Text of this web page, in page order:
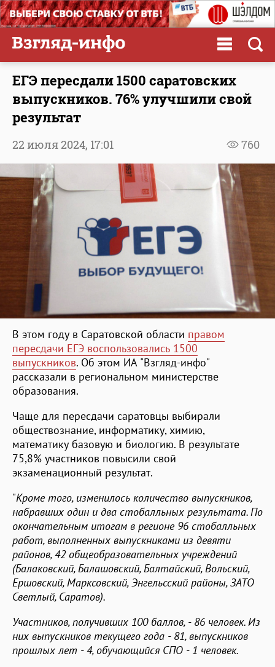
ЕГЭ пересдали 1500 саратовских
выпускников. 76% улучшили свой
результат
760
22 июля 2024, 17:01
В этом году в Саратовской области правом
пересдачи ЕГЭ воспользовались 1500
выпускников. Об этом ИА "Взгляд-инфо"
рассказали в региональном министерстве
образования.
Чаще для пересдачи саратовцы выбирали
обществознание, информатику, химию,
математику базовую и биологию. В результате
75,8% участников повысили свой
экзаменационный результат.
"Кроме того, изменилось количество выпускников,
набравших один и два стобалльных результата. По
окончательным итогам в регионе 96 стобалльных
работ, выполненных выпускниками из девяти
районов, 42 общеобразовательных учреждений
(Балаковский, Балашовский, Балтайский, Вольский,
Ершовский, Марксовский, Энгельсский районы, ЗАТО
Светлый, Саратов).
Участников, получивших 100 баллов, - 86 человек. Из
них выпускников текущего года - 81, выпускников
прошлых лет - 4, обучающийся СПО - 1 человек.